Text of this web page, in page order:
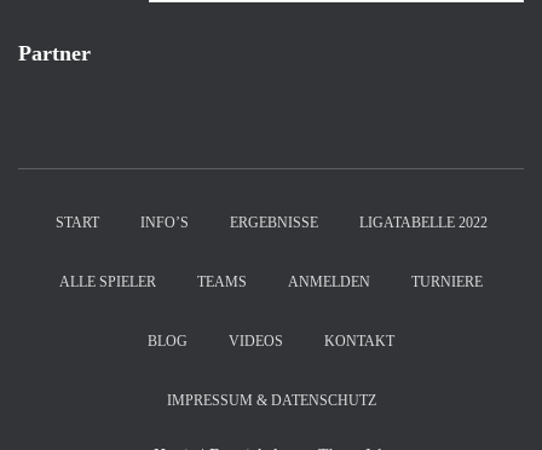
Partner
START INFO’S ERGEBNISSE LIGATABELLE 2022
ALLE SPIELER TEAMS ANMELDEN TURNIERE
BLOG VIDEOS KONTAKT
IMPRESSUM & DATENSCHUTZ